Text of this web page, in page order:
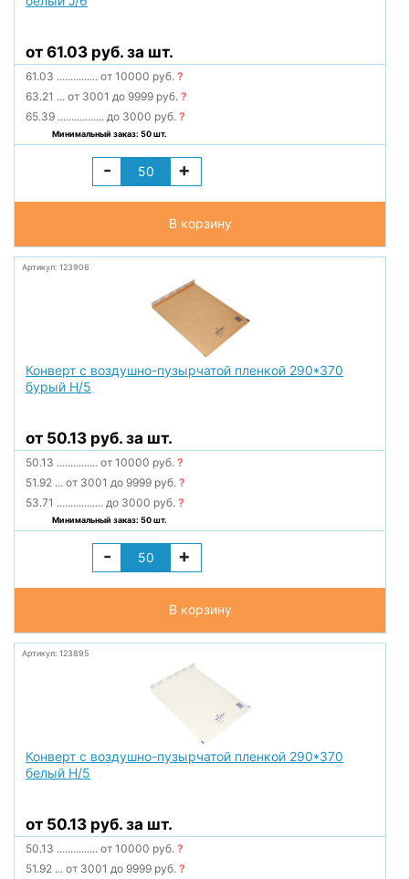
от 61.03 руб. за шт.
61.03 ............... от 10000 руб.?
63.21 ... от 3001 до 9999 руб.?
65.39 ................. до 3000 руб.?
Минимальный заказ: 50 шт.
- +
В корзину
Артикул: 123906
Конверт с воздушно-пузырчатой пленкой 290*370
бурый H/5
от 50.13 руб. за шт.
50.13 ............... от 10000 руб.?
51.92 ... от 3001 до 9999 руб.?
53.71 ................. до 3000 руб.?
Минимальный заказ: 50 шт.
- +
В корзину
Артикул: 123895
Конверт с воздушно-пузырчатой пленкой 290*370
белый H/5
от 50.13 руб. за шт.
50.13 ............... от 10000 руб.?
51.92 ... от 3001 до 9999 руб.?